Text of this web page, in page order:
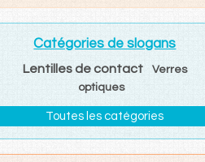
Catégories de slogans
Lentilles de contact
Verres
optiques
Toutes les catégories